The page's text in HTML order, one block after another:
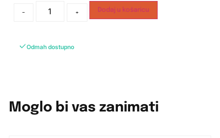
- + Dodaj u košaricu
Odmah dostupno
Moglo bi vas zanimati